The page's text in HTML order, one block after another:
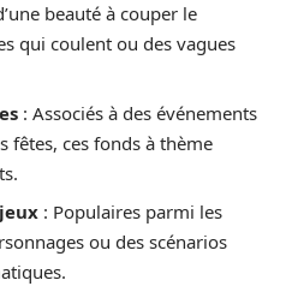
beauté à couper le
qui coulent ou des vagues
: Associés à des événements
fêtes, ces fonds à thème
: Populaires parmi les
ou des scénarios